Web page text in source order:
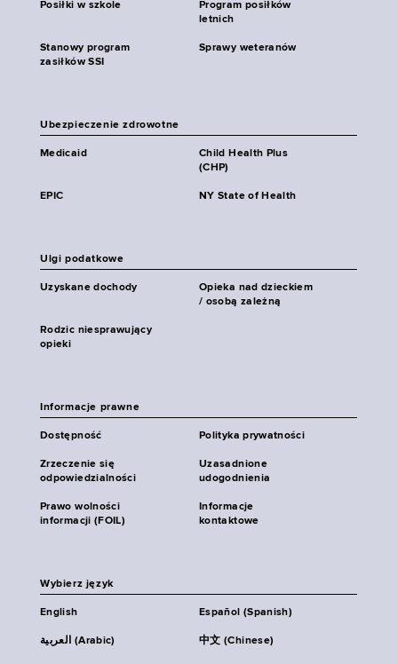
Posiłki w szkole
Program posiłków
letnich
Stanowy program
zasiłków SSI
Sprawy weteranów
Ubezpieczenie zdrowotne
Medicaid
Child Health Plus
(CHP)
EPIC NY State of Health
Ulgi podatkowe
Uzyskane dochody
Opieka nad dzieckiem
/ osobą zależną
Rodzic niesprawujący
opieki
Informacje prawne
Dostępność Polityka prywatności
Zrzeczenie się
odpowiedzialności
Uzasadnione
udogodnienia
Prawo wolności
informacji (FOIL)
Informacje
kontaktowe
Wybierz język
English Español (Spanish)
العربية (Arabic) 中文 (Chinese)